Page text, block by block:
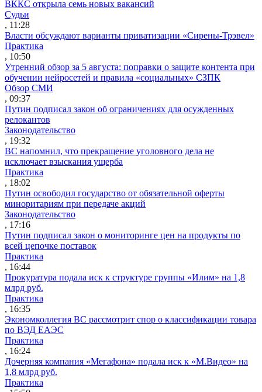
ВККС открыла семь новых вакансий
Судьи
, 11:28
Власти обсуждают варианты приватизации «Сирены-Трэвел»
Практика
, 10:50
Утренний обзор за 5 августа: поправки о защите контента при
обучении нейросетей и правила «социальных» СЗПК
Обзор СМИ
, 09:37
Путин подписал закон об ограничениях для осужденных
релокантов
Законодательство
, 19:32
ВС напомнил, что прекращение уголовного дела не
исключает взыскания ущерба
Практика
, 18:02
Путин освободил государство от обязательной оферты
миноритариям при передаче акций
Законодательство
, 17:16
Путин подписал закон о мониторинге цен на продукты по
всей цепочке поставок
Практика
, 16:44
Прокуратура подала иск к структуре группы «Илим» на 1,8
млрд руб.
Практика
, 16:35
Экономколлегия ВС рассмотрит спор о классификации товара
по ВЭД ЕАЭС
Практика
, 16:24
Дочерняя компания «Мегафона» подала иск к «М.Видео» на
1,8 млрд руб.
Практика